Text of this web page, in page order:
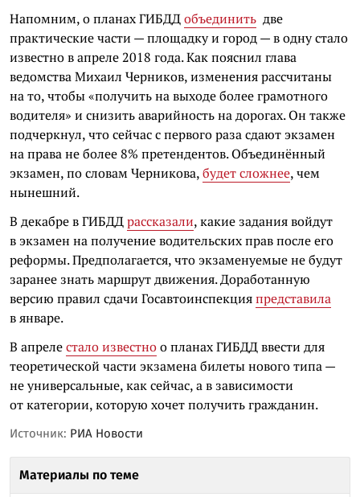
Напомним, о планах ГИБДДобъединить две
практические части — площадку и город — в одну стало
известно в апреле 2018 года. Как пояснил глава
ведомства Михаил Черников, изменения рассчитаны
на то, чтобы «получить на выходе более грамотного
водителя» и снизить аварийность на дорогах. Он также
подчеркнул, что сейчас с первого раза сдают экзамен
на права не более 8% претендентов. Объединённый
экзамен, по словам Черникова,будет сложнее, чем
нынешний.
В декабре в ГИБДДрассказали, какие задания войдут
в экзамен на получение водительских прав после его
реформы. Предполагается, что экзаменуемые не будут
заранее знать маршрут движения. Доработанную
версию правил сдачи Госавтоинспекцияпредставила
в январе.
В апрелестало известноо планах ГИБДД ввести для
теоретической части экзамена билеты нового типа —
не универсальные, как сейчас, а в зависимости
от категории, которую хочет получить гражданин.
Источник: РИА Новости
Материалы по теме